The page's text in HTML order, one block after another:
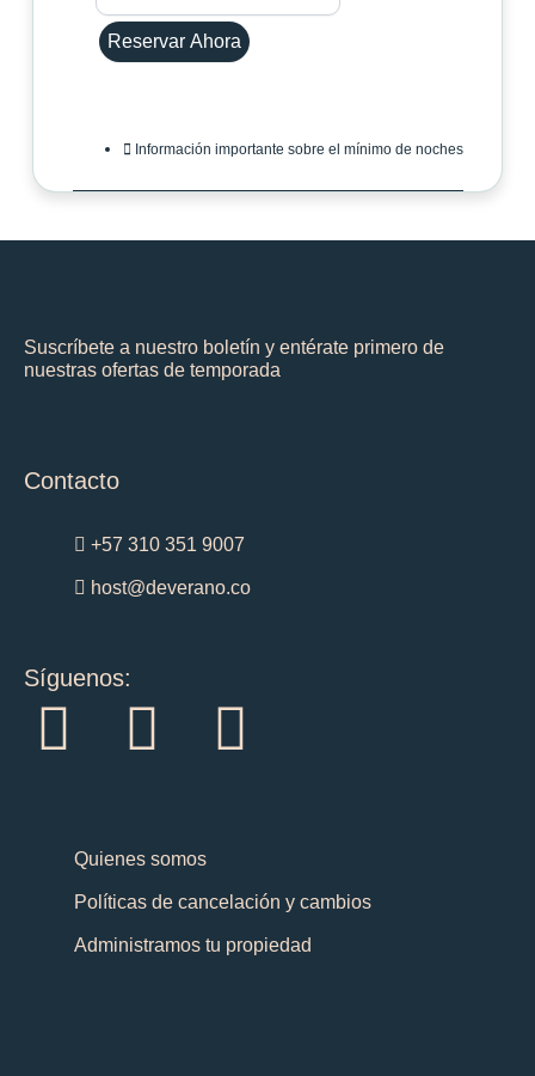
Reservar Ahora
Información importante sobre el mínimo de noches
Suscríbete a nuestro boletín y entérate primero de
nuestras ofertas de temporada
Contacto
+57 310 351 9007
host@deverano.co
Síguenos:
I
s
a
F
c
e
b
T
t
o
Quienes somos
Políticas de cancelación y cambios
Administramos tu propiedad